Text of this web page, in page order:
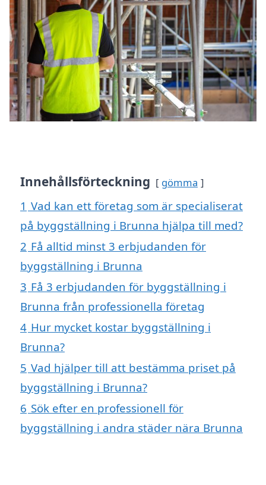
Innehållsförteckning gömma
1 Vad kan ett företag som är specialiserat
på byggställning i Brunna hjälpa till med?
2 Få alltid minst 3 erbjudanden för
byggställning i Brunna
3 Få 3 erbjudanden för byggställning i
Brunna från professionella företag
4 Hur mycket kostar byggställning i
Brunna?
5 Vad hjälper till att bestämma priset på
byggställning i Brunna?
6 Sök efter en professionell för
byggställning i andra städer nära Brunna